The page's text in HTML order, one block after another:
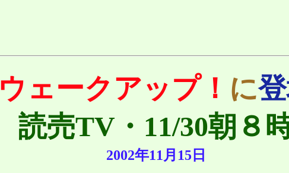
ウェークアップ！ に
読売TV・11/30朝８
2002年11月15日